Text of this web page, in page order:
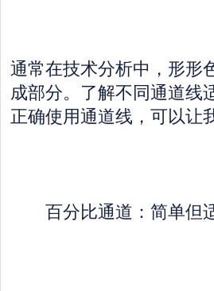
通常在技术分析中，形形
成部分。了解不同通道线
正确使用通道线，可以让
百分比通道：简单但